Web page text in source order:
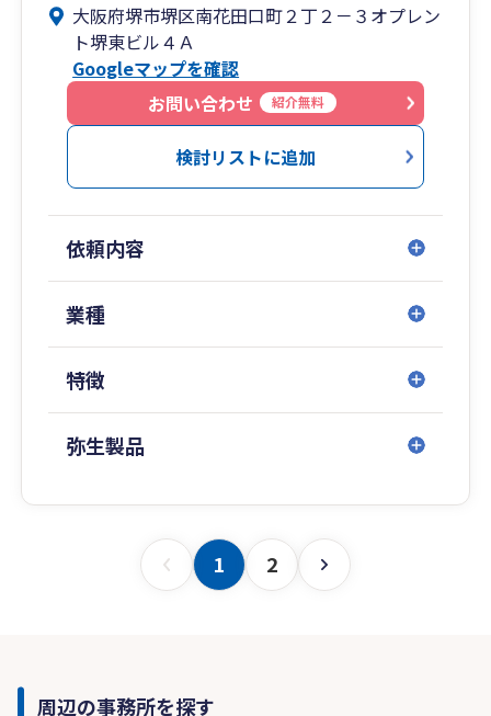
金に関することにつきましては我々におまかせい
ただくことで、経営者の皆様が税金の心配をする
ことなく、ご自身の事業に集中できるような環境
を整えていただくことを心がけております。
おかげさまで、開業時に1件だった顧客先も、
開業後3年余り経った今では数十倍の規模にな
く、多くのお客様に、自身の仕事に対する心がけ
を支持をいただけているものと日々感謝しており
ます。
るよう、精一杯努めてまいりますので、どうぞお
気軽にご相談ください。
大阪府堺市堺区南花田口町２丁２－３オプレン
ト堺東ビル４Ａ
Googleマップを確認
お問い合わせ
紹介無料
検討リストに追加
依頼内容
業種
特徴
弥生製品
1 2
周辺の事務所を探す